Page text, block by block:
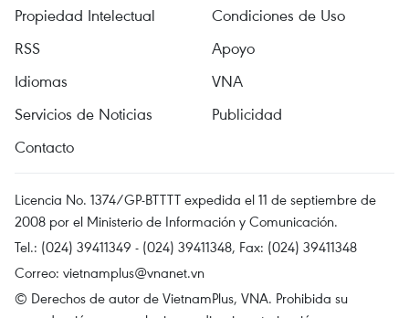
Propiedad Intelectual
Condiciones de Uso
RSS
Apoyo
Idiomas
VNA
Servicios de Noticias
Publicidad
Contacto
Licencia No. 1374/GP-BTTTT expedida el 11 de septiembre de
2008 por el Ministerio de Información y Comunicación.
Tel.: (024) 39411349 - (024) 39411348, Fax: (024) 39411348
Correo: vietnamplus@vnanet.vn
© Derechos de autor de VietnamPlus, VNA. Prohibida su